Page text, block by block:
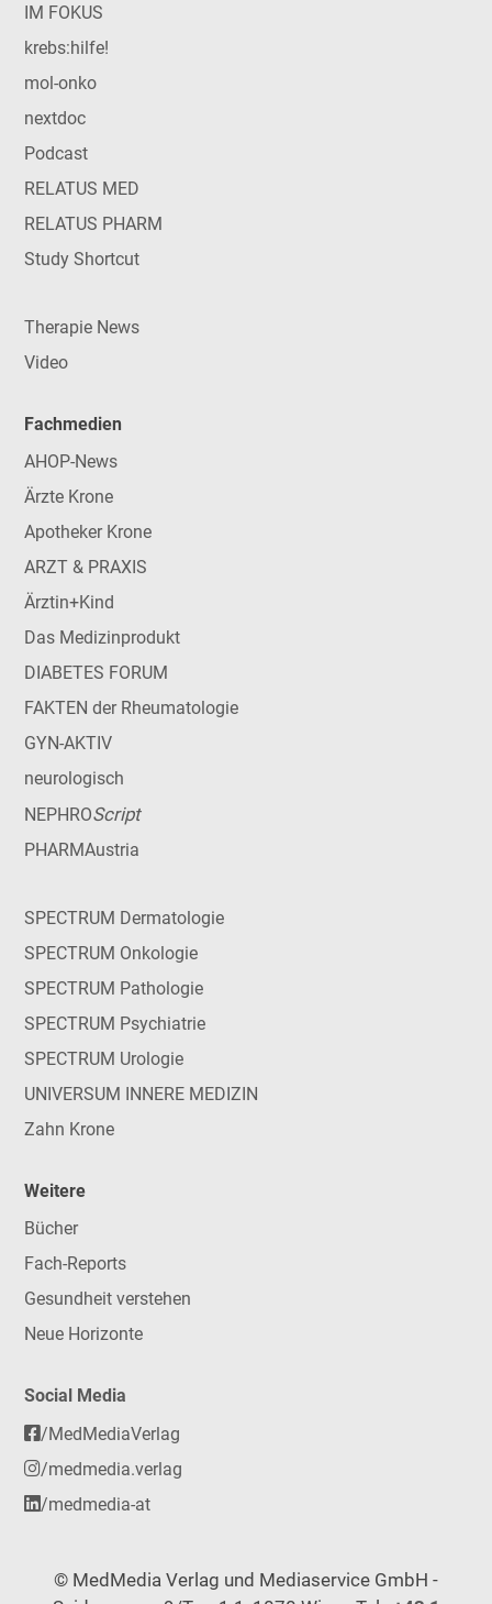
IM FOKUS
krebs:hilfe!
mol-onko
nextdoc
Podcast
RELATUS MED
RELATUS PHARM
Study Shortcut
Therapie News
Video
Fachmedien
AHOP-News
Ärzte Krone
Apotheker Krone
ARZT & PRAXIS
Ärztin+Kind
Das Medizinprodukt
DIABETES FORUM
FAKTEN der Rheumatologie
GYN-AKTIV
neurologisch
NEPHROScript
PHARMAustria
SPECTRUM Dermatologie
SPECTRUM Onkologie
SPECTRUM Pathologie
SPECTRUM Psychiatrie
SPECTRUM Urologie
UNIVERSUM INNERE MEDIZIN
Zahn Krone
Weitere
Bücher
Fach-Reports
Gesundheit verstehen
Neue Horizonte
Social Media
/MedMediaVerlag
/medmedia.verlag
/medmedia-at
© MedMedia Verlag und Mediaservice GmbH -